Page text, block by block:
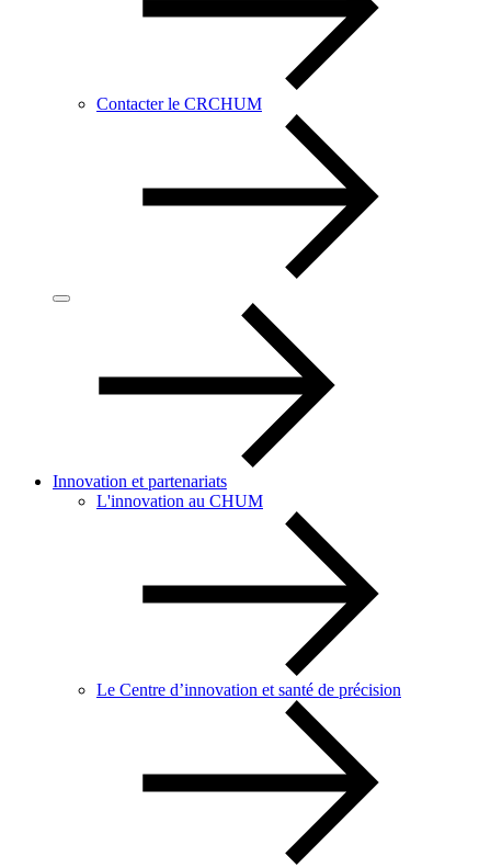
Contacter le CRCHUM
Innovation et partenariats
L'innovation au CHUM
Le Centre d’innovation et santé de précision